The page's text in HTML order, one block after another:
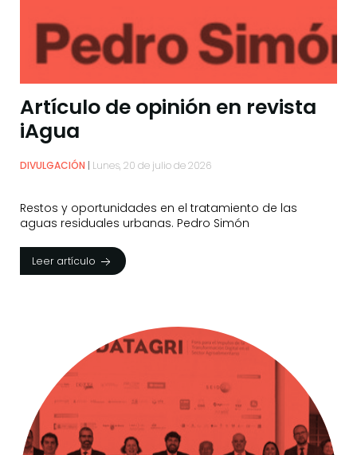
Artículo de opinión en revista
iAgua
DIVULGACIÓN Lunes, 20 de julio de 2026
Restos y oportunidades en el tratamiento de las
aguas residuales urbanas. Pedro Simón
Leer artículo